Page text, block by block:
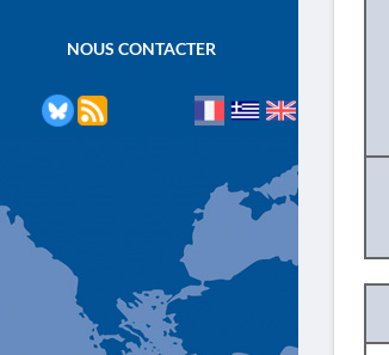
NOUS CONTACTER